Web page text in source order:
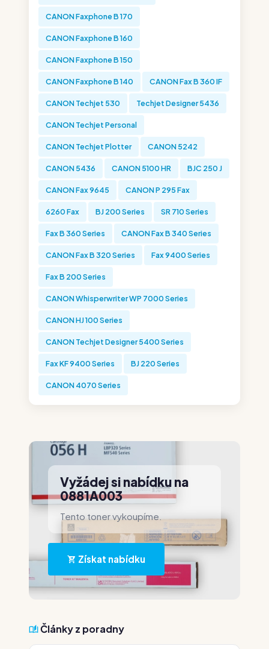
CANON Faxphone B 170
CANON Faxphone B 160
CANON Faxphone B 150
CANON Faxphone B 140 CANON Fax B 360 IF
CANON Techjet 530 Techjet Designer 5436
CANON Techjet Personal
CANON Techjet Plotter CANON 5242
CANON 5436 CANON 5100 HR BJC 250 J
CANON Fax 9645 CANON P 295 Fax
6260 Fax BJ 200 Series SR 710 Series
Fax B 360 Series CANON Fax B 340 Series
CANON Fax B 320 Series Fax 9400 Series
Fax B 200 Series
CANON Whisperwriter WP 7000 Series
CANON HJ 100 Series
CANON Techjet Designer 5400 Series
Fax KF 9400 Series BJ 220 Series
CANON 4070 Series
Vyžádej si nabídku na
0881A003
Tento toner vykoupíme.
Získat nabídku
Články z poradny